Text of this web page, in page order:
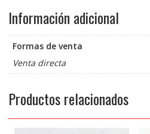
Información adicional
Formas de venta
Venta directa
Productos relacionados